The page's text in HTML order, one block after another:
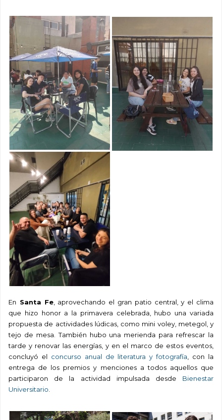
En Santa Fe, aprovechando el gran patio central, y el clima
que hizo honor a la primavera celebrada, hubo una variada
propuesta de actividades lúdicas, como mini voley, metegol, y
tejo de mesa. También hubo una merienda para refrescar la
tarde y renovar las energías, y en el marco de estos eventos,
concluyó el concurso anual de literatura y fotografía , con la
entrega de los premios y menciones a todos aquellos que
participaron de la actividad impulsada desde Bienestar
Universitario